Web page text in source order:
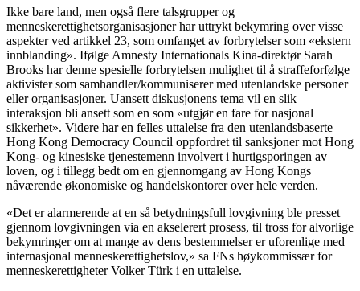
Ikke bare land, men også flere talsgrupper og
menneskerettighetsorganisasjoner har uttrykt bekymring over visse
aspekter ved artikkel 23, som omfanget av forbrytelser som «ekstern
innblanding». Ifølge Amnesty Internationals Kina-direktør Sarah
Brooks har denne spesielle forbrytelsen mulighet til å straffeforfølge
aktivister som samhandler/kommuniserer med utenlandske personer
eller organisasjoner. Uansett diskusjonens tema vil en slik
interaksjon bli ansett som en som «utgjør en fare for nasjonal
sikkerhet». Videre har en felles uttalelse fra den utenlandsbaserte
Hong Kong Democracy Council oppfordret til sanksjoner mot Hong
Kong- og kinesiske tjenestemenn involvert i hurtigsporingen av
loven, og i tillegg bedt om en gjennomgang av Hong Kongs
nåværende økonomiske og handelskontorer over hele verden.
«Det er alarmerende at en så betydningsfull lovgivning ble presset
gjennom lovgivningen via en akselerert prosess, til tross for alvorlige
bekymringer om at mange av dens bestemmelser er uforenlige med
internasjonal menneskerettighetslov,» sa FNs høykommissær for
menneskerettigheter Volker Türk i en uttalelse.